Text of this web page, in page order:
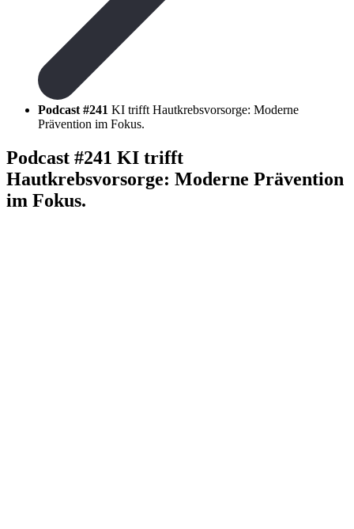
Podcast #241 KI trifft Hautkrebsvorsorge: Moderne
Prävention im Fokus.
Podcast #241 KI trifft
Hautkrebsvorsorge: Moderne Prävention
im Fokus.